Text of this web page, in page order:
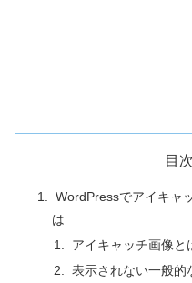
目次
WordPressでアイキャ
は
アイキャッチ画像と
表示されない一般的